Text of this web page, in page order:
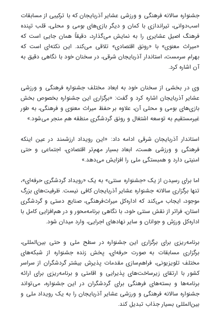
جشنواره سالانه فرهنگی و ورزشی عشایر آذربایجان که با ترکیبی از مسابقات
اسب‌دوانی، تیراندازی با کمان و دیگر بازی‌های بومی و محلی، قلب تپنده
فرهنگ اصیل عشایری را به نمایش می‌گذارد، دقیقاً همان جایی است که
«میراث معنوی» با «رونق اقتصادی» تلاقی می‌کند. این نکته‌ای است که
بهرام سرمست، استاندار آذربایجان شرقی، در سخنان خود با نگاهی دقیق به
آن اشاره کرد.
وی در بخشی از سخنان خود به ابعاد مختلف جشنواره فرهنگی و ورزشی
عشایر آذربایجان اشاره کرد و گفت: «برگزاری این جشنواره بخصوص بخش
بازی‌های بومی و محلی آن، علاوه بر حفظ میراث معنوی و فرهنگی، به طور
غیرمستقیم به توسعه اشتغال و رونق گردشگری منطقه هم منجر می‌شود.»
استاندار آذربایجان شرقی ادامه داد: «این رویداد ارزشمند در عین اینکه
فرهنگی و ورزشی هست، ابعاد بسیار مهم‌تر اقتصادی، اجتماعی و حتی
امنیتی دارد و همبستگی ملی را افزایش می‌دهد.»
اما برای رسیدن از یک «جشنواره سنتی» به یک «رویداد گردشگری حرفه‌ای»،
تنها برگزاری سالانه جشنواره عشایر آذربایجان کافی نیست. ظرفیت‌های بزرگ
موجود، ایجاب می‌کند که اداره‌کل میراث‌فرهنگی، صنایع دستی و گردشگری
استان، فراتر از نقش سنتی خود، با نگاهی برنامه‌محور و در هم‌افزایی کامل با
اداره‌کل ورزش و جوانان و سایر نهادهای اجرایی، وارد میدان شود.
برنامه‌ریزی برای برگزاری این جشنواره در سطح ملی و حتی بین‌المللی،
برگزاری مسابقات به صورت حرفه‌ای، پخش زنده جشنواره از شبکه‌های
مختلف تلویزیونی، فراهم‌سازی مقدمات پذیرش بیشتر گردشگران از سراسر
کشور با ارتقای زیرساخت‌های پذیرایی و اقامتی و برنامه‌ریزی برای ارائه
برنامه‌ها و بسته‌های فرهنگی برای گردشگران در این جشنواره، می‌تواند
جشنواره سالانه فرهنگی و ورزشی عشایر آذربایجان را به یک رویداد ملی و
بین‌المللی بسیار جذاب تبدیل کند.